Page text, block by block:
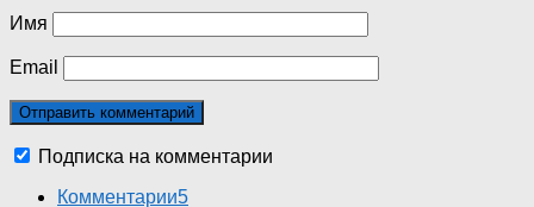
Имя
Email
Подписка на комментарии
Комментарии5